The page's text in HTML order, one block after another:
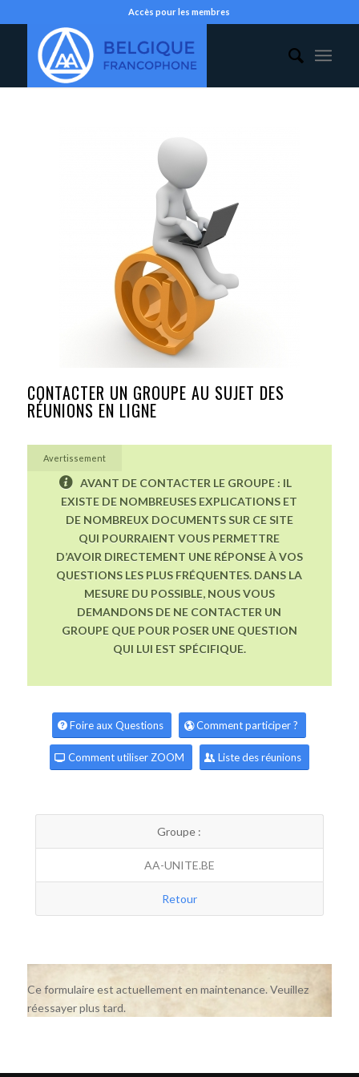
Accès pour les membres
CONTACTER UN GROUPE AU SUJET DES
RÉUNIONS EN LIGNE
Avertissement
AVANT DE CONTACTER LE GROUPE : IL
EXISTE DE NOMBREUSES EXPLICATIONS ET
DE NOMBREUX DOCUMENTS SUR CE SITE
QUI POURRAIENT VOUS PERMETTRE
D’AVOIR DIRECTEMENT UNE RÉPONSE À VOS
QUESTIONS LES PLUS FRÉQUENTES. DANS LA
MESURE DU POSSIBLE, NOUS VOUS
DEMANDONS DE NE CONTACTER UN
GROUPE QUE POUR POSER UNE QUESTION
QUI LUI EST SPÉCIFIQUE.
Foire aux Questions Comment participer ?
Comment utiliser ZOOM Liste des réunions
Groupe :
AA-UNITE.BE
Retour
Ce formulaire est actuellement en maintenance. Veuillez
réessayer plus tard.